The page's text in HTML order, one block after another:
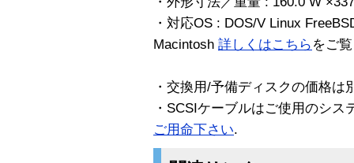
・対応OS : DOS/V Linux
Macintosh 詳しくはこちら をご
・交換用/予備ディスクの価格は
・SCSIケーブルはご使用のシス
ご用命下さい.